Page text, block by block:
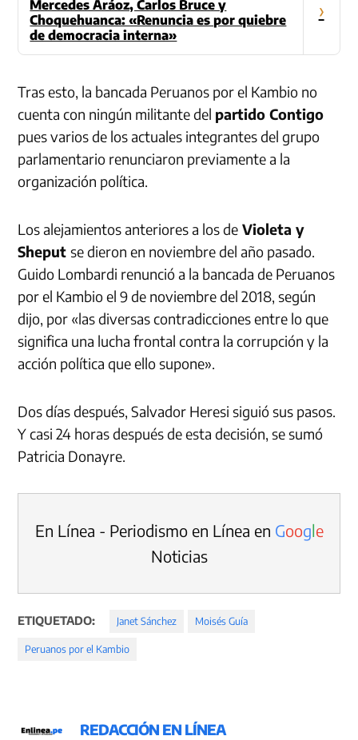
Mercedes Aráoz, Carlos Bruce y
Choquehuanca: «Renuncia es por quiebre
de democracia interna»
›
Tras esto, la bancada Peruanos por el Kambio no
cuenta con ningún militante del partido Contigo
pues varios de los actuales integrantes del grupo
parlamentario renunciaron previamente a la
organización política.
Los alejamientos anteriores a los de Violeta y
Sheputse dieron en noviembre del año pasado.
Guido Lombardi renunció a la bancada de Peruanos
por el Kambio el 9 de noviembre del 2018, según
dijo, por «las diversas contradicciones entre lo que
significa una lucha frontal contra la corrupción y la
acción política que ello supone».
Dos días después, Salvador Heresi siguió sus pasos.
Y casi 24 horas después de esta decisión, se sumó
Patricia Donayre.
En Línea - Periodismo en Línea en Google
Noticias
ETIQUETADO: Janet Sánchez Moisés Guía
Peruanos por el Kambio
REDACCIÓN EN LÍNEA